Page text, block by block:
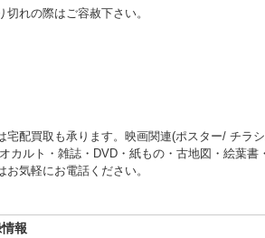
れの際はご容赦下さい。
宅配買取も承ります。映画関連(ポスター/ チラ
カルト・雑誌・DVD・紙もの・古地図・絵葉
気軽にお電話ください。
報